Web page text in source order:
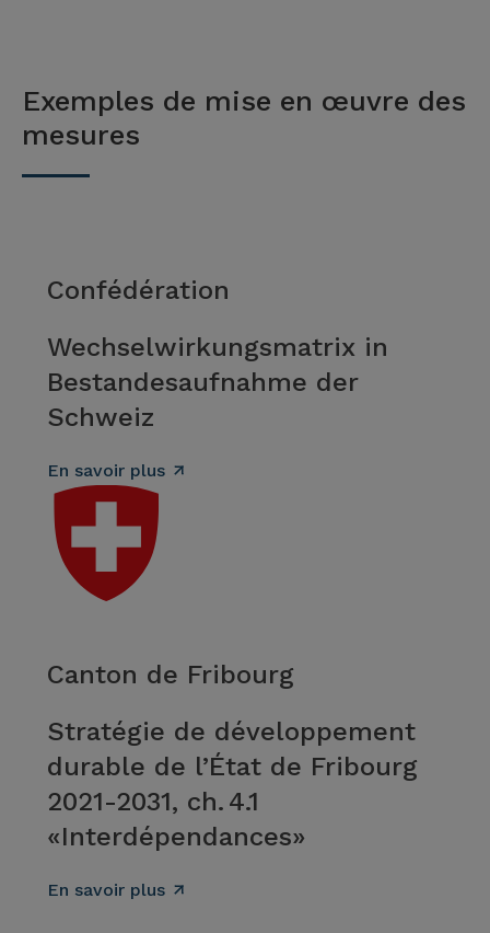
Exemples de mise en œuvre des
mesures
Confédération
Wechselwirkungsmatrix in
Bestandesaufnahme der
Schweiz
En savoir plus
Canton de Fribourg
Stratégie de développement
durable de l’État de Fribourg
2021-2031, ch. 4.1
«Interdépendances»
En savoir plus